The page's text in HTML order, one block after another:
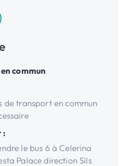
commun
de transport en commun
:
le bus 6 à Celerina
Palace direction Sils